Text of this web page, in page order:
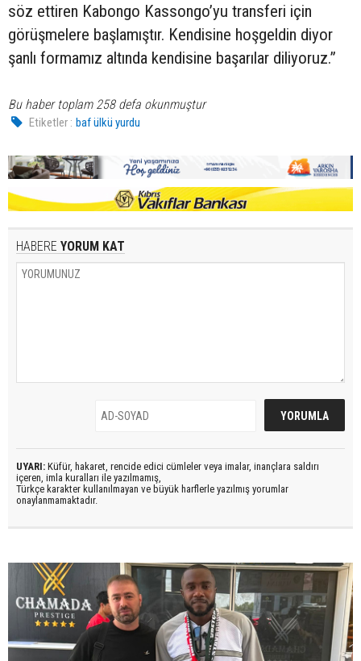
söz ettiren Kabongo Kassongo’yu transferi için
görüşmelere başlamıştır. Kendisine hoşgeldin diyor
şanlı formamız altında kendisine başarılar diliyoruz.”
Bu haber toplam 258 defa okunmuştur
Etiketler : baf ülkü yurdu
HABERE YORUM KAT
UYARI: Küfür, hakaret, rencide edici cümleler veya imalar, inançlara saldırı
içeren, imla kuralları ile yazılmamış,
Türkçe karakter kullanılmayan ve büyük harflerle yazılmış yorumlar
onaylanmamaktadır.